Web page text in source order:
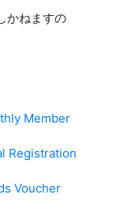
かねますの
Member
Registration
Voucher